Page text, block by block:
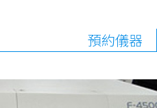
預約儀器